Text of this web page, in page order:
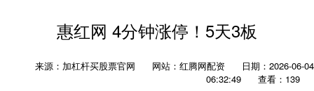
惠红网 4分钟涨停！5天3板
来源：加杠杆买股票官网 网站：红腾网配资
日期：2026-06-04
06:32:49
查看：139